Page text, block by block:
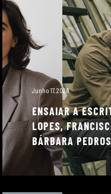
Junho 17, 2026
ENSAIAR A
LOPES,
BÁRBARA